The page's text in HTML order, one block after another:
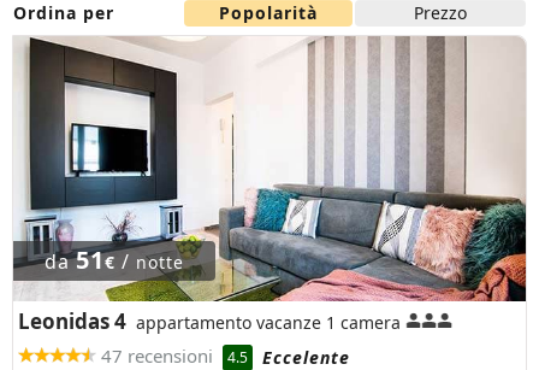
Ordina per Popolarità Prezzo
da51€ / notte
Leonidas 4 appartamento vacanze 1 camera
47 recensioni 4.5
Eccelente